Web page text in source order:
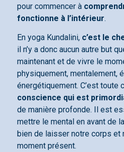
pour commencer à
fonctionne à l’intérieur.
En yoga Kundalini, c’est le
il n’y a donc aucun autre but
maintenant et de vivre le
physiquement, mentalement,
énergétiquement. C’est toute
conscience qui est
de manière profonde. Il est
mettre le mental en avant de
bien de laisser notre corps et
moment présent.